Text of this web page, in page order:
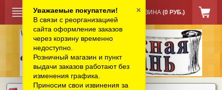
КОРЗИНА (0 РУБ.)
Уважаемые покупатели!
В связи с реорганизацией
сайта оформление заказов
через корзину временно
недоступно.
Розничный магазин и пункт
выдачи заказов работают без
изменения графика.
Приносим свои извинения за
×